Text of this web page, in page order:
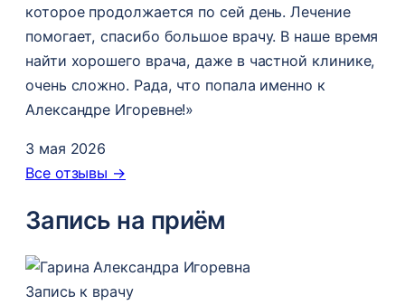
которое продолжается по сей день. Лечение
помогает, спасибо большое врачу. В наше время
найти хорошего врача, даже в частной клинике,
очень сложно. Рада, что попала именно к
Александре Игоревне!»
3 мая 2026
Все отзывы →
Запись на приём
Запись к врачу